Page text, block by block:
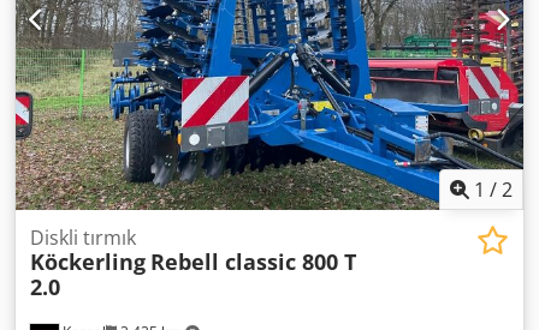
1 /2
Diskli tırmık
Köckerling Rebell classic 800 T
2.0